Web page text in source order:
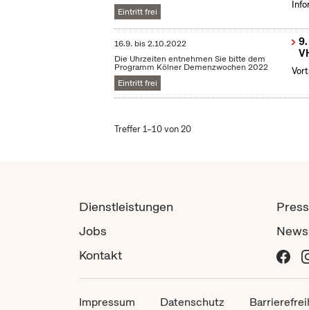
Eintritt frei
16.9. bis2.10.2022
Die Uhrzeiten entnehmen Sie bitte dem
Programm Kölner Demenzwochen 2022
Eintritt frei
9.
Treffer 1–10 von 20
Dienstleistungen
Jobs
Kontakt
Impressum Datenschutz